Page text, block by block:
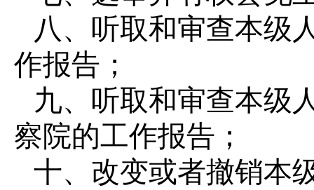
八、听取和审查本级
作报告；
九、听取和审查本级
察院的工作报告；
十、改变或者撤销本